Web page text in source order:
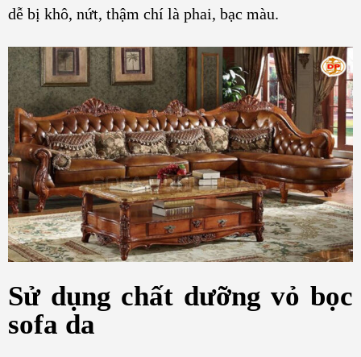
dễ bị khô, nứt, thậm chí là phai, bạc màu.
Sử dụng chất dưỡng vỏ bọc
sofa da